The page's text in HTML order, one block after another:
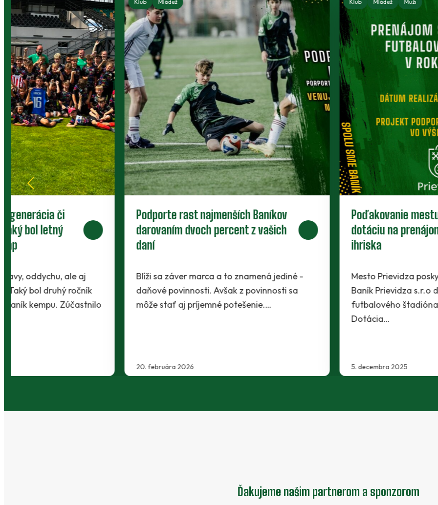
Poďakovanie mestu Prievidza za
dotáciu na športovú činnosť
Aj v roku 2025 poskytlo mesto Prievidza
dotáciu FC Baník Prievidza s.r.o. na športovú
činnosť mládeže, a to vo výške…
Mládež U15 - Starší žiaci U14 - Starší žiaci
Starší žiaci uzatvorili jesennú časť.
Pätnástka prehrala, štrnástka
Počas uplynulého víkendu sa v akcii
predstavili už iba dve banícke kategórie.
Výbery starších žiakov narazili na Trenčín.
Ďakujeme našim partnerom a sponzorom